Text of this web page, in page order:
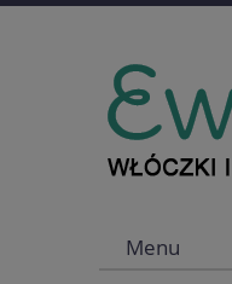
Menu